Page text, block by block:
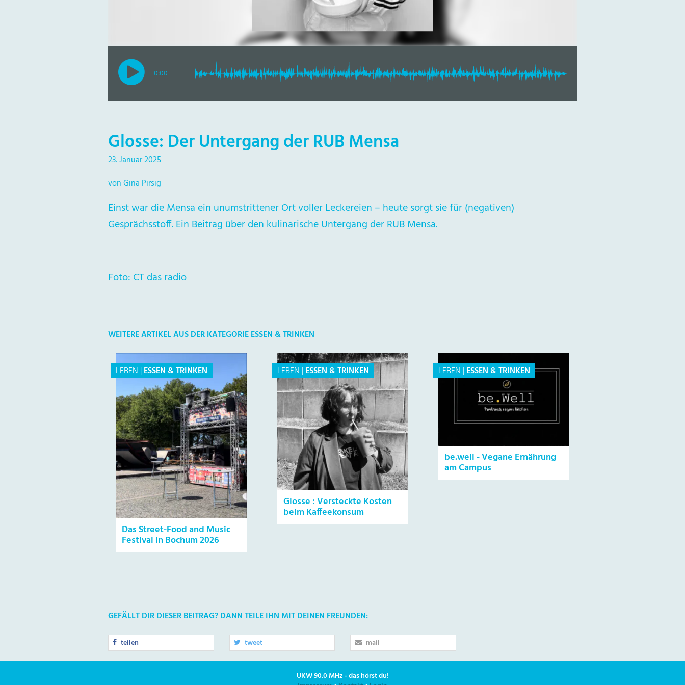
0:00
Glosse: Der Untergang der RUB Mensa
23. Januar 2025
von Gina Pirsig
Einst war die Mensa ein unumstrittener Ort voller Leckereien – heute sorgt sie für (negativen)
Gesprächsstoff. Ein Beitrag über den kulinarische Untergang der RUB Mensa.
Foto: CT das radio
WEITERE ARTIKEL AUS DER KATEGORIE ESSEN & TRINKEN
LEBEN |ESSEN & TRINKEN
Das Street-Food and Music
Festival in Bochum 2026
LEBEN |ESSEN & TRINKEN
Glosse : Versteckte Kosten
beim Kaffeekonsum
LEBEN |ESSEN & TRINKEN
be.well - Vegane Ernährung
am Campus
GEFÄLLT DIR DIESER BEITRAG? DANN TEILE IHN MIT DEINEN FREUNDEN:
teilen tweet mail
UKW 90.0 MHz - das hörst du!